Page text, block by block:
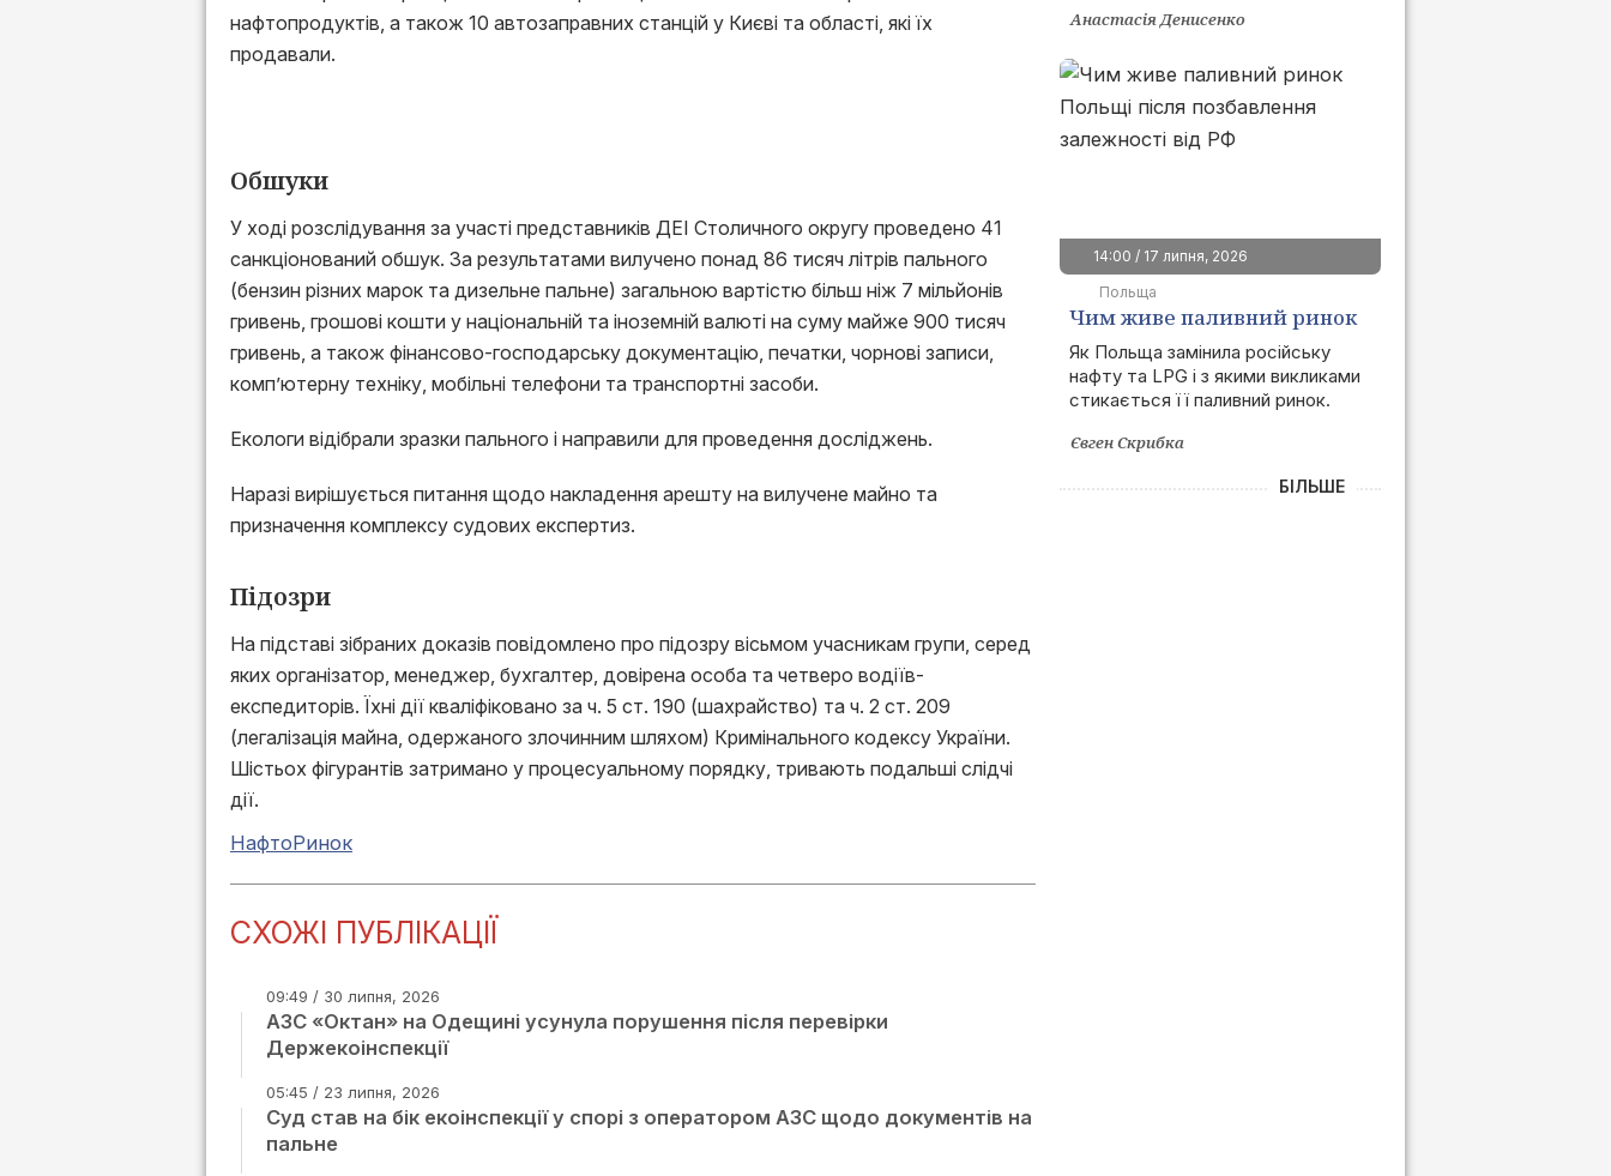
нафтопродуктів, а також 10 автозаправних станцій у Києві та області, які їх
продавали.
Обшуки
У ході розслідування за участі представників ДЕІ Столичного округу проведено 41
санкціонований обшук. За результатами вилучено понад 86 тисяч літрів пального
(бензин різних марок та дизельне пальне) загальною вартістю більш ніж 7 мільйонів
гривень, грошові кошти у національній та іноземній валюті на суму майже 900 тисяч
гривень, а також фінансово-господарську документацію, печатки, чорнові записи,
комп’ютерну техніку, мобільні телефони та транспортні засоби.
Екологи відібрали зразки пального і направили для проведення досліджень.
Наразі вирішується питання щодо накладення арешту на вилучене майно та
призначення комплексу судових експертиз.
Підозри
На підставі зібраних доказів повідомлено про підозру вісьмом учасникам групи, серед
яких організатор, менеджер, бухгалтер, довірена особа та четверо водіїв-
експедиторів. Їхні дії кваліфіковано за ч. 5 ст. 190 (шахрайство) та ч. 2 ст. 209
(легалізація майна, одержаного злочинним шляхом) Кримінального кодексу України.
Шістьох фігурантів затримано у процесуальному порядку, тривають подальші слідчі
дії.
НафтоРинок
СХОЖІ ПУБЛІКАЦІЇ
09:49 / 30 липня, 2026
АЗС «Октан» на Одещині усунула порушення після перевірки
Держекоінспекції
05:45 / 23 липня, 2026
Суд став на бік екоінспекції у спорі з оператором АЗС щодо документів на
пальне
Анастасія Денисенко
14:00 / 17 липня, 2026
Польща
Чим живе паливний ринок
Польщі після позбавлення
залежності від РФ
Як Польща замінила російську
нафту та LPG і з якими викликами
стикається її паливний ринок.
Євген Скрибка
БІЛЬШЕ